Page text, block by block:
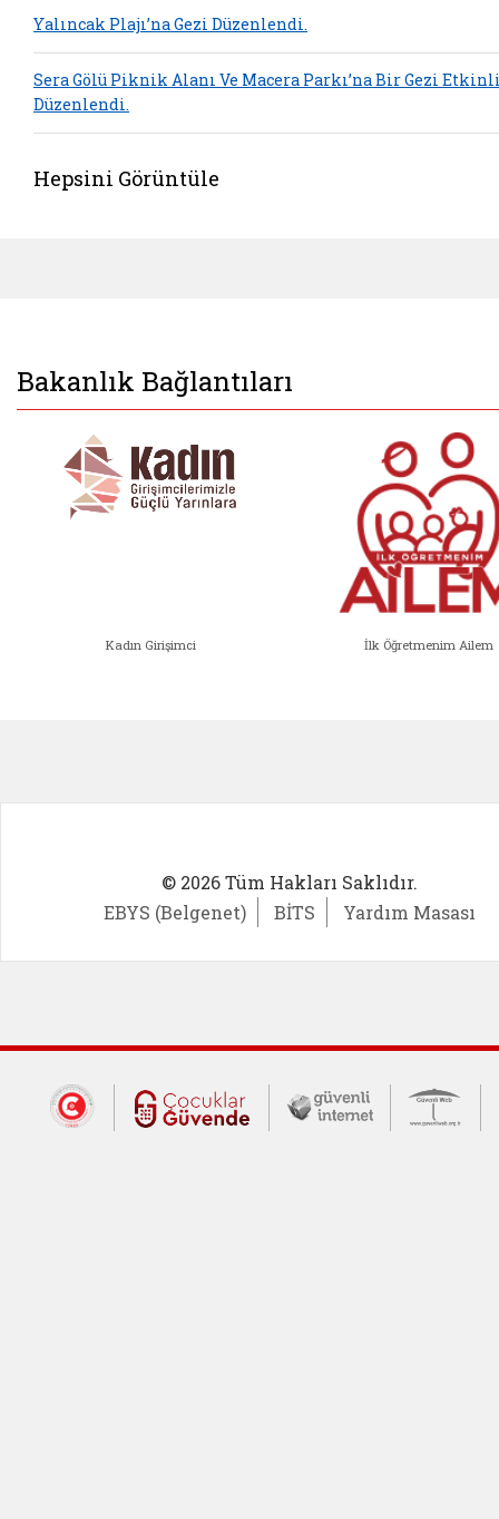
Yalıncak Plajı’na Gezi Düzenlendi.
Sera Gölü Piknik Alanı Ve Macera Parkı’na Bir Gezi
Düzenlendi.
Hepsini Görüntüle
Bakanlık Bağlantıları
Kadın Girişimci İlk Öğretmenim Ailem
© 2026 Tüm Hakları Saklıdır.
EBYS (Belgenet)
BİTS Yardım Masası
Dış Bağlantılar
Cumhurbaşkanlığı İletişim Merkezi
Çocuklar Güvende (yeni
Güvenli